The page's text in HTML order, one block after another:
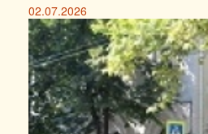
02.07.2026